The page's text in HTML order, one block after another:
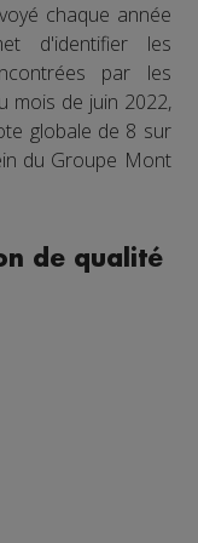
chaque année
d'identifier les
par les
mois de juin 2022,
globale de 8 sur
du Groupe Mont
de qualité